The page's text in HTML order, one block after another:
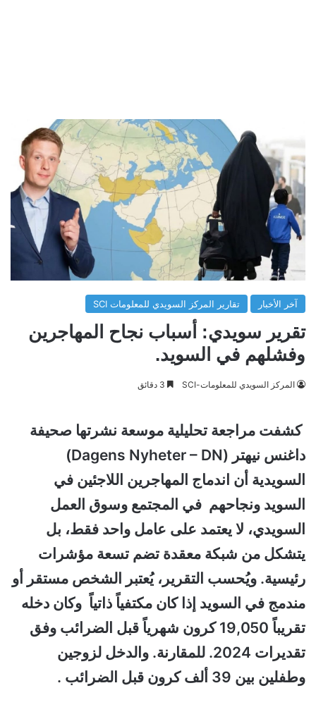
آخر الأخبار تقارير المركز السويدي للمعلومات SCI
تقرير سويدي: أسباب نجاح المهاجرين
وفشلهم في السويد.
المركز السويدي للمعلومات-SCI
كشفت مراجعة تحليلية موسعة نشرتها صحيفة
داغنس نيهتر (Dagens Nyheter – DN)
السويدية أن اندماج المهاجرين اللاجئين في
السويد ونجاحهم في المجتمع وسوق العمل
السويدي، لا يعتمد على عامل واحد فقط، بل
يتشكل من شبكة معقدة تضم تسعة مؤشرات
رئيسية. ويُحسب التقرير، يُعتبر الشخص مستقر أو
مندمج في السويد إذا كان مكتفياً ذاتياً وكان دخله
تقريباً 19,050 كرون شهرياً قبل الضرائب وفق
تقديرات 2024. للمقارنة. والدخل لزوجين
وطفلين بين 39 ألف كرون قبل الضرائب .